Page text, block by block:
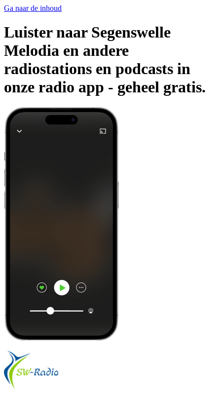
Ga naar de inhoud
Luister naar Segenswelle
Melodia en andere
radiostations en podcasts in
onze radio app - geheel gratis.